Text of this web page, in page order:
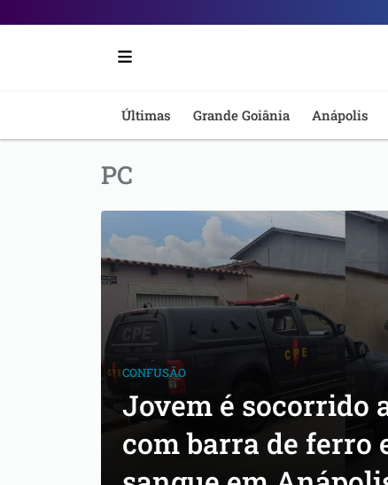
Portal
Notícias
Anápolis
Últimas Grande Goiânia Anápolis
PC
CONFUSÃO
Jovem é socorrido
com barra de ferro